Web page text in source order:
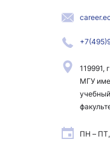
119991,
МГУ
ПН –